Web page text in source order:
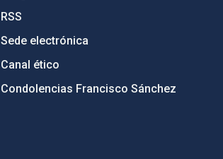
RSS
Sede electrónica
Canal ético
Condolencias Francisco Sánchez